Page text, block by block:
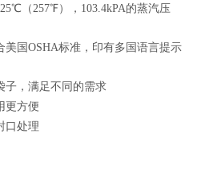
（257℉），103.4kPA的蒸汽压
国OSHA标准，印有多国语言提示
子，满足不同的需求
更方便
口处理